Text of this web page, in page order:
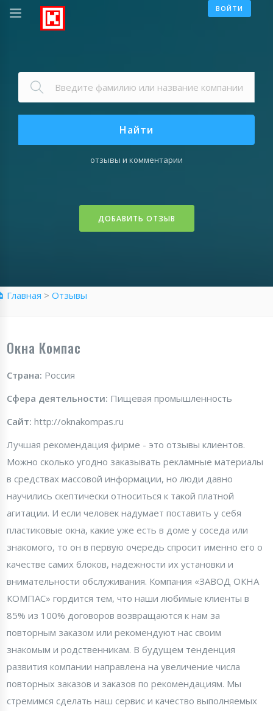
ВОЙТИ
Найти
отзывы и комментарии
ДОБАВИТЬ ОТЗЫВ
Главная > Отзывы
Окна Компас
Страна: Россия
Сфера деятельности: Пищевая промышленность
Сайт: http://oknakompas.ru
Лучшая рекомендация фирме - это отзывы клиентов.
Можно сколько угодно заказывать рекламные материалы
в средствах массовой информации, но люди давно
научились скептически относиться к такой платной
агитации. И если человек надумает поставить у себя
пластиковые окна, какие уже есть в доме у соседа или
знакомого, то он в первую очередь спросит именно его о
качестве самих блоков, надежности их установки и
внимательности обслуживания. Компания «ЗАВОД ОКНА
КОМПАС» гордится тем, что наши любимые клиенты в
85% из 100% договоров возвращаются к нам за
повторным заказом или рекомендуют нас своим
знакомым и родственникам. В будущем тенденция
развития компании направлена на увеличение числа
повторных заказов и заказов по рекомендациям. Мы
стремимся сделать наш сервис и качество выполняемых